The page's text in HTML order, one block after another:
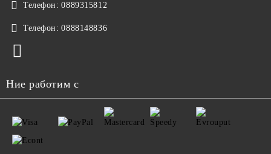
Телефон: 0889315812
Телефон: 0888148836
Ние работим с